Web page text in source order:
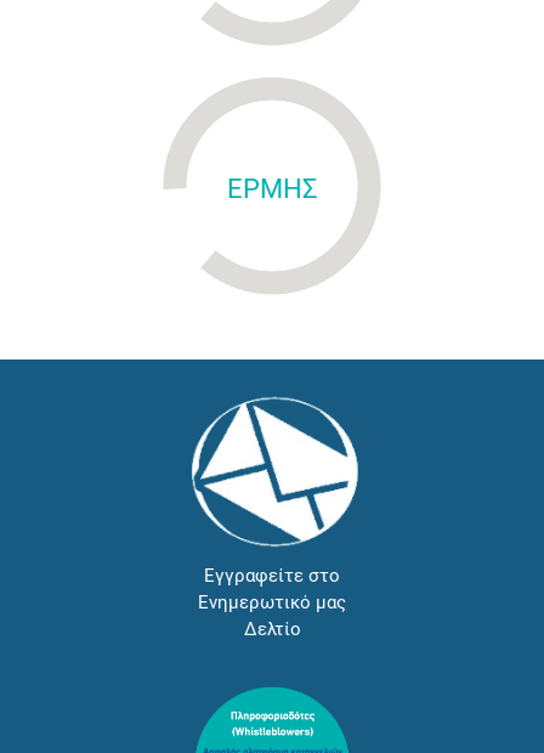
ΕΡΜΗΣ
Εγγραφείτε στο
Ενημερωτικό μας
Δελτίο